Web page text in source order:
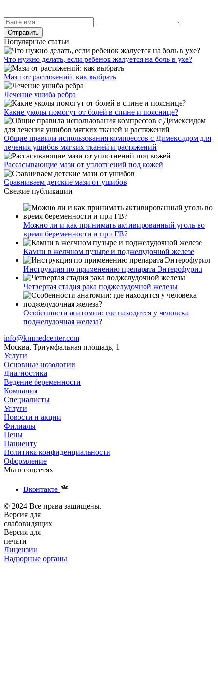
Популярные статьи
Что нужно делать, если ребенок жалуется на боль в ухе?
Мази от растяжений: как выбрать
Лечение ушиба ребра
Какие уколы помогут от болей в спине и пояснице?
Общие правила использования компрессов с Димексидом для
лечения ушибов мягких тканей и растяжений
Рассасывающие мази от уплотнений под кожей
Сравниваем детские мази от ушибов
Свежие публикации
Можно ли и как принимать активированный уголь во
время беременности и при ГВ?
Камни в желчном пузыре и поджелудочной железе
Инструкция по применению препарата Энтерофурил
Четвертая стадия рака поджелудочной железы
Особенности анатомии: где находится у человека
поджелудочная железа?
info@kmmedcenter.com
Москва, Триумфальная площадь, 1
Услуги
Основные нозологии
Диагностика
Ведение беременности
Компания
Специалисты
Услуги
Новости и акции
Филиалы
Цены
Пациенту
Политика конфиденциальности
Оформление
Мы в соцсетях
Вконтакте
© 2024 Все права защищены.
Версия для
слабовидящих
Версия для
печати
Лицензии
Надзорные органы